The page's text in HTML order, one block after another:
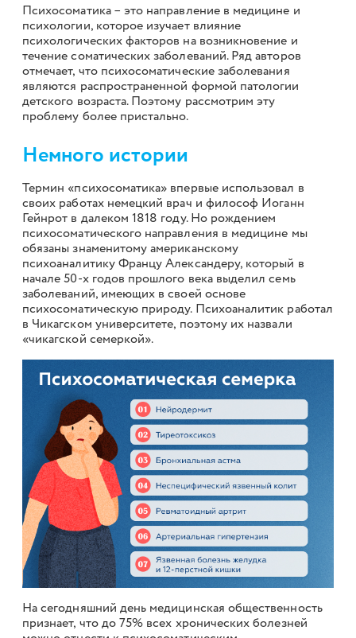
Психосоматика – это направление в медицине и
психологии, которое изучает влияние
психологических факторов на возникновение и
течение соматических заболеваний. Ряд авторов
отмечает, что психосоматические заболевания
являются распространенной формой патологии
детского возраста. Поэтому рассмотрим эту
проблему более пристально.
Немного истории
Термин «психосоматика» впервые использовал в
своих работах немецкий врач и философ Иоганн
Гейнрот в далеком 1818 году. Но рождением
психосоматического направления в медицине мы
обязаны знаменитому американскому
психоаналитику Францу Александеру, который в
начале 50-х годов прошлого века выделил семь
заболеваний, имеющих в своей основе
психосоматическую природу. Психоаналитик работал
в Чикагском университете, поэтому их назвали
«чикагской семеркой».
На сегодняшний день медицинская общественность
признает, что до 75% всех хронических болезней